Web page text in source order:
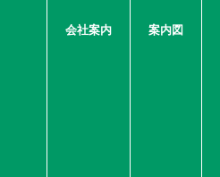
案内図
会社案内